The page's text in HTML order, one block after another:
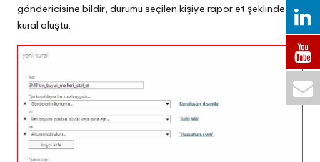
göndericisine bildir, durumu seçilen kişiye rapor et şeklinde bir
kural oluştu.